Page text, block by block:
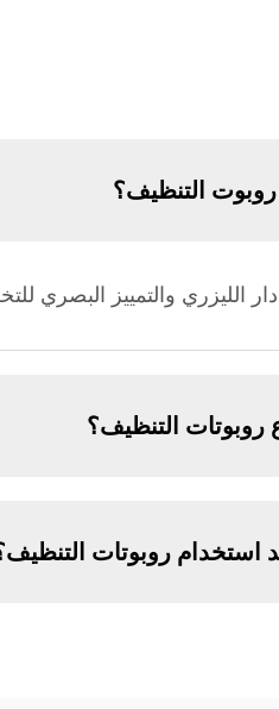
التنظيف؟
الليزري والتمييز البصري
روبوتات التنظيف؟
استخدام روبوتات